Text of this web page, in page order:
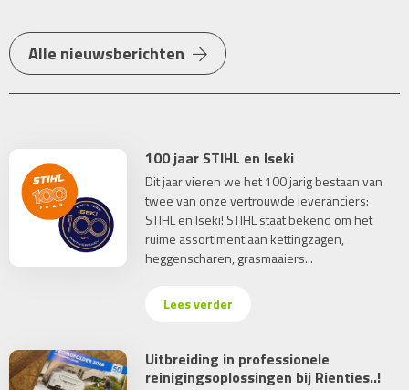
Alle nieuwsberichten
100 jaar STIHL en Iseki
Dit jaar vieren we het 100 jarig bestaan van
twee van onze vertrouwde leveranciers:
STIHL en Iseki! STIHL staat bekend om het
ruime assortiment aan kettingzagen,
heggenscharen, grasmaaiers...
Lees verder
Uitbreiding in professionele
reinigingsoplossingen bij Rienties..!